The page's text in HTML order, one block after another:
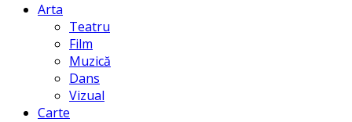
Arta
Teatru
Film
Muzică
Dans
Vizual
Carte